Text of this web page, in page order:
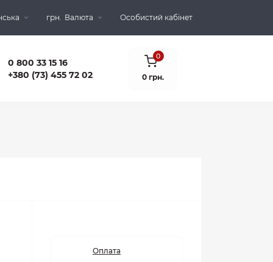
грн. Валюта Особистий кабінет
0 800 33 15 16
+380 (73) 455 72 02
0
0 грн.
Оплата